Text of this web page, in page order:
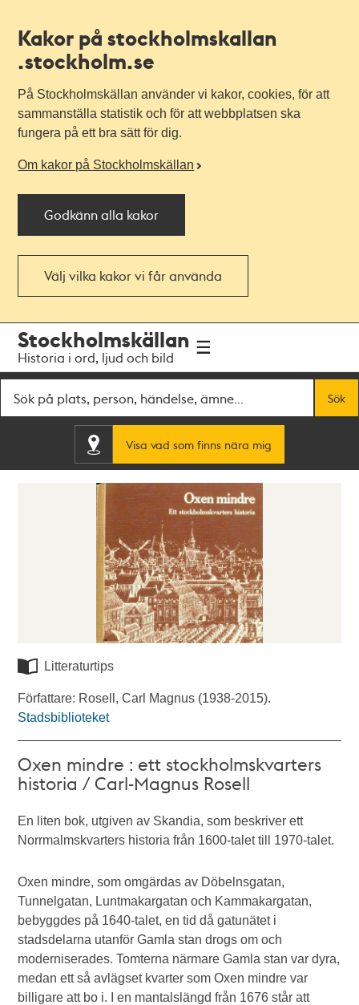
Kakor på stockholmskallan
.stockholm.se
På Stockholmskällan använder vi kakor, cookies, för att
sammanställa statistik och för att webbplatsen ska
fungera på ett bra sätt för dig.
Om kakor på Stockholmskällan
Godkänn alla kakor
Välj vilka kakor vi får använda
navigationen
huvudinnehållet
Stockholmskällan
Historia i ord, ljud och bild
Sök
Visa vad som finns nära mig
Litteraturtips
Författare: Rosell, Carl Magnus (1938-2015).
Stadsbiblioteket
Oxen mindre : ett stockholmskvarters
historia / Carl-Magnus Rosell
En liten bok, utgiven av Skandia, som beskriver ett
Norrmalmskvarters historia från 1600-talet till 1970-talet.
Oxen mindre, som omgärdas av Döbelnsgatan,
Tunnelgatan, Luntmakargatan och Kammakargatan,
bebyggdes på 1640-talet, en tid då gatunätet i
stadsdelarna utanför Gamla stan drogs om och
moderniserades. Tomterna närmare Gamla stan var dyra,
medan ett så avlägset kvarter som Oxen mindre var
billigare att bo i. I en mantalslängd från 1676 står att